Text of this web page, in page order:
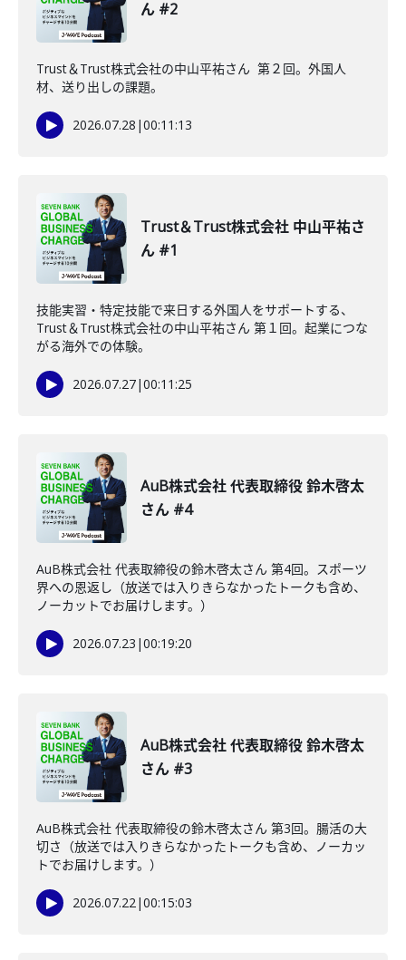
ん #2
Trust＆Trust株式会社の中山平祐さん 第２回。外国人
材、送り出しの課題。
2026.07.28 |00:11:13
Trust＆Trust株式会社 中山平祐さ
ん #1
技能実習・特定技能で来日する外国人をサポートする、
Trust＆Trust株式会社の中山平祐さん 第１回。起業につな
がる海外での体験。
2026.07.27|00:11:25
AuB株式会社 代表取締役 鈴木啓太
さん #4
AuB株式会社 代表取締役の鈴木啓太さん 第4回。スポーツ
界への恩返し（放送では入りきらなかったトークも含め、
ノーカットでお届けします。）
2026.07.23 |00:19:20
AuB株式会社 代表取締役 鈴木啓太
さん #3
AuB株式会社 代表取締役の鈴木啓太さん 第3回。腸活の大
切さ（放送では入りきらなかったトークも含め、ノーカッ
トでお届けします。）
2026.07.22|00:15:03